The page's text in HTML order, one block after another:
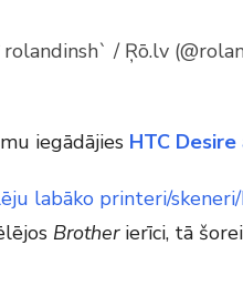
/ Ŗō.lv
iegādājies HTC Desire
labāko printeri/
Brotherierīci, tā